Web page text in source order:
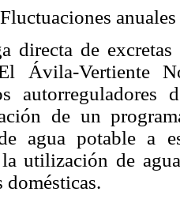
directa de
Ávila-Vertiente
de un
agua potable a
utilización de
domésticas.